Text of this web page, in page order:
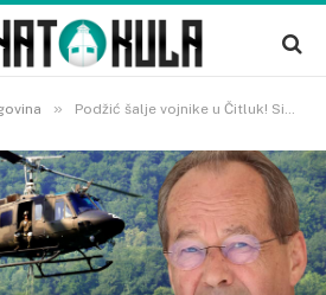
» Podžić šalje vojnike u Čitluk! Situacija se usložnjava!